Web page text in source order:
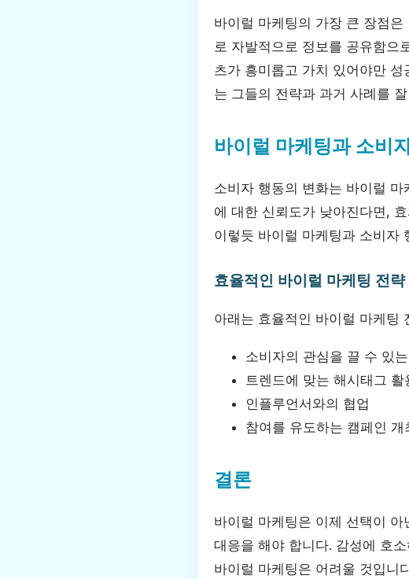
바이럴 마케팅의 가장 큰 장점
로 자발적으로 정보를 공유함으
츠가 흥미롭고 가치 있어야만
는 그들의 전략과 과거 사례를
바이럴 마케팅과 소비
소비자 행동의 변화는 바이럴
에 대한 신뢰도가 낮아진다면,
이렇듯 바이럴 마케팅과 소비자
효율적인 바이럴 마케팅 전략
아래는 효율적인 바이럴 마케팅
소비자의 관심을 끌 수 있
트렌드에 맞는 해시태그 활
인플루언서와의 협업
참여를 유도하는 캠페인 개
결론
바이럴 마케팅은 이제 선택이
대응을 해야 합니다. 감성에 호
바이럴 마케팅은 어려울 것입니